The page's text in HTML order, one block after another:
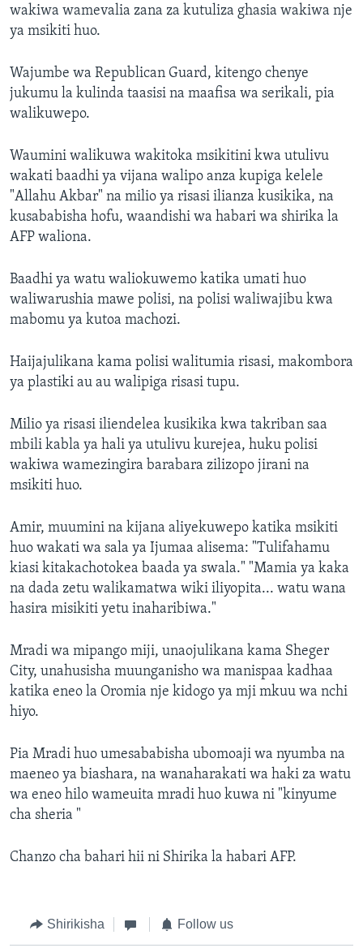
wakiwa wamevalia zana za kutuliza ghasia wakiwa nje
ya msikiti huo.
Wajumbe wa Republican Guard, kitengo chenye
jukumu la kulinda taasisi na maafisa wa serikali, pia
walikuwepo.
Waumini walikuwa wakitoka msikitini kwa utulivu
wakati baadhi ya vijana walipo anza kupiga kelele
"Allahu Akbar" na milio ya risasi ilianza kusikika, na
kusababisha hofu, waandishi wa habari wa shirika la
AFP waliona.
Baadhi ya watu waliokuwemo katika umati huo
waliwarushia mawe polisi, na polisi waliwajibu kwa
mabomu ya kutoa machozi.
Haijajulikana kama polisi walitumia risasi, makombora
ya plastiki au au walipiga risasi tupu.
Milio ya risasi iliendelea kusikika kwa takriban saa
mbili kabla ya hali ya utulivu kurejea, huku polisi
wakiwa wamezingira barabara zilizopo jirani na
msikiti huo.
Amir, muumini na kijana aliyekuwepo katika msikiti
huo wakati wa sala ya Ijumaa alisema: "Tulifahamu
kiasi kitakachotokea baada ya swala." "Mamia ya kaka
na dada zetu walikamatwa wiki iliyopita... watu wana
hasira misikiti yetu inaharibiwa."
Mradi wa mipango miji, unaojulikana kama Sheger
City, unahusisha muunganisho wa manispaa kadhaa
katika eneo la Oromia nje kidogo ya mji mkuu wa nchi
hiyo.
Pia Mradi huo umesababisha ubomoaji wa nyumba na
maeneo ya biashara, na wanaharakati wa haki za watu
wa eneo hilo wameuita mradi huo kuwa ni "kinyume
cha sheria "
Chanzo cha bahari hii ni Shirika la habari AFP.
Shirikisha Follow us